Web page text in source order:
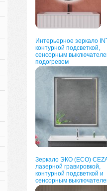
Интерьерное зеркало
контурной подсветкой,
сенсорным
подогревом
Зеркало ЭКО (ECO)
лазерной гравировкой,
контурной подсветкой и
сенсорным